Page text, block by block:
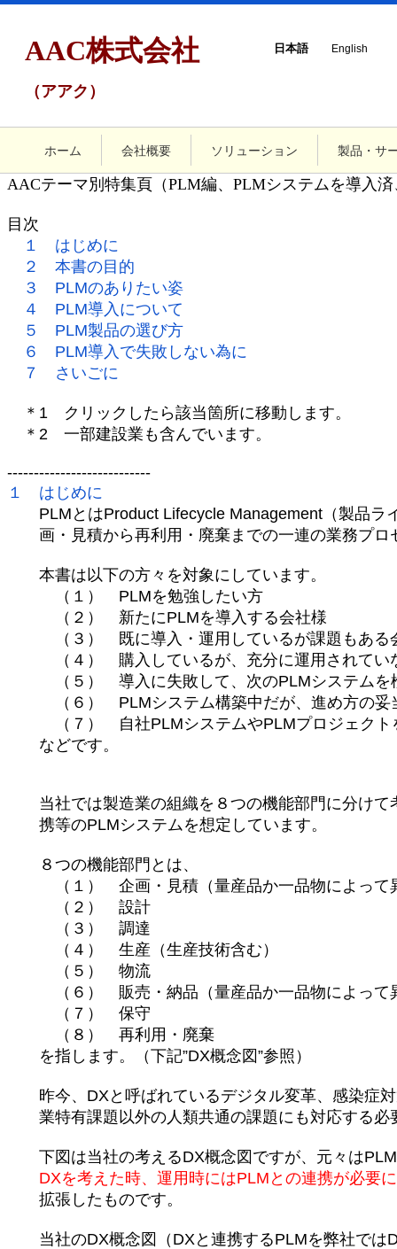
AAC株式会社
（アアク）
日本語 English
ホーム 会社概要 ソリューション 製品・サ
AACテーマ別特集頁（PLM編、PLMシステムを導入
目次
１ はじめに
２ 本書の目的
３ PLMのありたい姿
４ PLM導入について
５ PLM製品の選び方
６ PLM導入で失敗しない為に
７ さいごに
＊1 クリックしたら該当箇所に移動します。
＊2 一部建設業も含んでいます。
---------------------------
１ はじめに
PLMとはProduct Lifecycle Management（製品ラ
画・見積から再利用・廃棄までの一連の業務プロ
本書は以下の方々を対象にしています。
（１） PLMを勉強したい方
（２） 新たにPLMを導入する会社様
（３） 既に導入・運用しているが課題もある
（４） 購入しているが、充分に運用されてい
（５） 導入に失敗して、次のPLMシステムを
（６） PLMシステム構築中だが、進め方の妥
（７） 自社PLMシステムやPLMプロジェクト
などです。
当社では製造業の組織を８つの機能部門に分けて
携等のPLMシステムを想定しています。
８つの機能部門とは、
（１） 企画・見積（量産品か一品物によって
（２） 設計
（３） 調達
（４） 生産（生産技術含む）
（５） 物流
（６） 販売・納品（量産品か一品物によって
（７） 保守
（８） 再利用・廃棄
を指します。（下記”DX概念図”参照）
昨今、DXと呼ばれているデジタル変革、感染症対
業特有課題以外の人類共通の課題にも対応する必
下図は当社の考えるDX概念図ですが、元々は
DXを考えた時、運用時にはPLMとの連携が必要
拡張したものです。
当社のDX概念図（DXと連携するPLMを弊社では